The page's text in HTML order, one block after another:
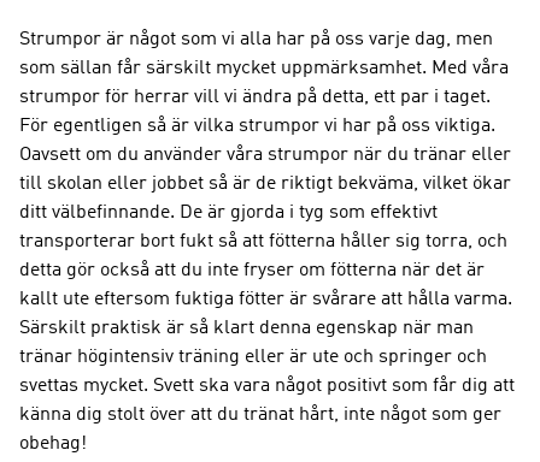
Strumpor är något som vi alla har på oss varje dag, men
som sällan får särskilt mycket uppmärksamhet. Med våra
strumpor för herrar vill vi ändra på detta, ett par i taget.
För egentligen så är vilka strumpor vi har på oss viktiga.
Oavsett om du använder våra strumpor när du tränar eller
till skolan eller jobbet så är de riktigt bekväma, vilket ökar
ditt välbefinnande. De är gjorda i tyg som effektivt
transporterar bort fukt så att fötterna håller sig torra, och
detta gör också att du inte fryser om fötterna när det är
kallt ute eftersom fuktiga fötter är svårare att hålla varma.
Särskilt praktisk är så klart denna egenskap när man
tränar högintensiv träning eller är ute och springer och
svettas mycket. Svett ska vara något positivt som får dig att
känna dig stolt över att du tränat hårt, inte något som ger
obehag!